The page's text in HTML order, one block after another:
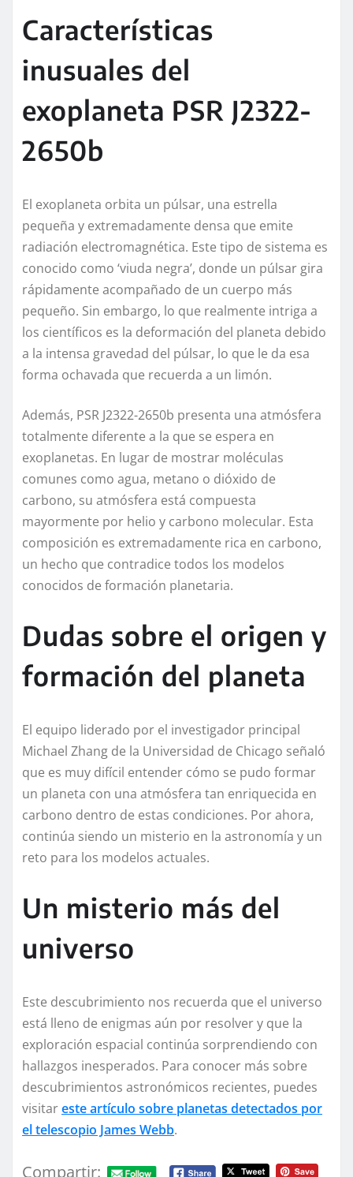
Características
inusuales del
exoplaneta PSR J2322-
2650b
El exoplaneta orbita un púlsar, una estrella
pequeña y extremadamente densa que emite
radiación electromagnética. Este tipo de sistema es
conocido como ‘viuda negra’, donde un púlsar gira
rápidamente acompañado de un cuerpo más
pequeño. Sin embargo, lo que realmente intriga a
los científicos es la deformación del planeta debido
a la intensa gravedad del púlsar, lo que le da esa
forma ochavada que recuerda a un limón.
Además, PSR J2322-2650b presenta una atmósfera
totalmente diferente a la que se espera en
exoplanetas. En lugar de mostrar moléculas
comunes como agua, metano o dióxido de
carbono, su atmósfera está compuesta
mayormente por helio y carbono molecular. Esta
composición es extremadamente rica en carbono,
un hecho que contradice todos los modelos
conocidos de formación planetaria.
Dudas sobre el origen y
formación del planeta
El equipo liderado por el investigador principal
Michael Zhang de la Universidad de Chicago señaló
que es muy difícil entender cómo se pudo formar
un planeta con una atmósfera tan enriquecida en
carbono dentro de estas condiciones. Por ahora,
continúa siendo un misterio en la astronomía y un
reto para los modelos actuales.
Un misterio más del
universo
Este descubrimiento nos recuerda que el universo
está lleno de enigmas aún por resolver y que la
exploración espacial continúa sorprendiendo con
hallazgos inesperados. Para conocer más sobre
descubrimientos astronómicos recientes, puedes
visitareste artículo sobre planetas detectados por
el telescopio James Webb.
Compartir: